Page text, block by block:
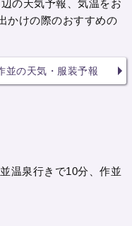
の天気予報、気温をお
かけの際のおすすめの
並の天気・服装予報
温泉行きで10分、作並